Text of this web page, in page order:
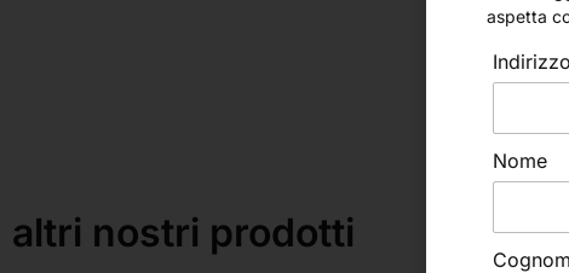
altri nostri prodotti
aspetta
Nome